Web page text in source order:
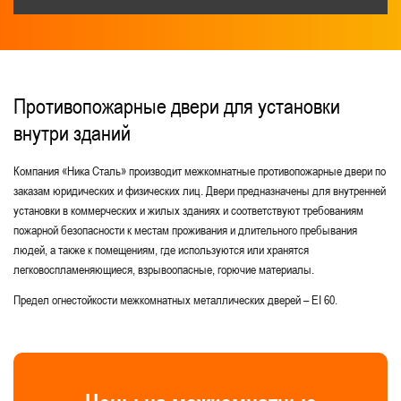
Для предприятий
Для подсобных помещений
С размерами — 800x1800, 800x1900, 800x2000, 800x2100
Для выхода на кровлю
Для торговых центров и магазинов
Противопожарные двери для установки
внутри зданий
Компания «Ника Сталь» производит межкомнатные противопожарные двери по
заказам юридических и физических лиц. Двери предназначены для внутренней
установки в коммерческих и жилых зданиях и соответствуют требованиям
пожарной безопасности к местам проживания и длительного пребывания
людей, а также к помещениям, где используются или хранятся
легковоспламеняющиеся, взрывоопасные, горючие материалы.
Предел огнестойкости межкомнатных металлических дверей – EI 60.